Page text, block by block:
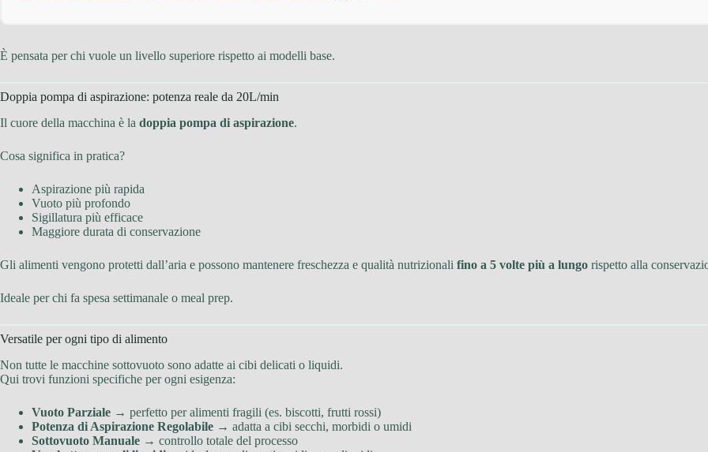
È pensata per chi vuole un livello superiore rispetto ai modelli base.
Doppia pompa di aspirazione: potenza reale da 20L/min
Il cuore della macchina è la doppia pompa di aspirazione.
Cosa significa in pratica?
Aspirazione più rapida
Vuoto più profondo
Sigillatura più efficace
Maggiore durata di conservazione
Gli alimenti vengono protetti dall’aria e possono mantenere freschezza e qualità nutrizionali fino a 5 volte più a lungo rispetto alla
Ideale per chi fa spesa settimanale o meal prep.
Versatile per ogni tipo di alimento
Non tutte le macchine sottovuoto sono adatte ai cibi delicati o liquidi.
Qui trovi funzioni specifiche per ogni esigenza:
Vuoto Parziale → perfetto per alimenti fragili (es. biscotti, frutti rossi)
Potenza di Aspirazione Regolabile → adatta a cibi secchi, morbidi o umidi
Sottovuoto Manuale → controllo totale del processo